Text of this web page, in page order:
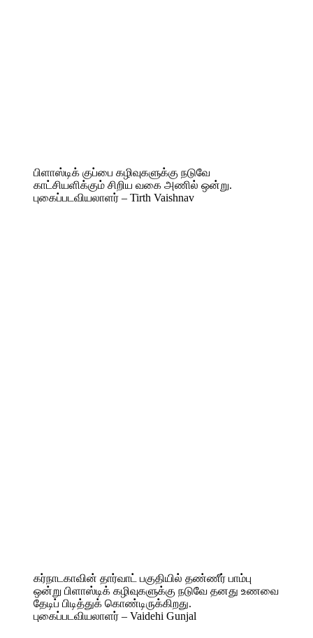
பிளாஸ்டிக் குப்பை கழிவுகளுக்கு நடுவே
காட்சியளிக்கும் சிறிய வகை அணில் ஒன்று.
புகைப்படவியலாளர் – Tirth Vaishnav
கர்நாடகாவின் தார்வாட் பகுதியில் தண்ணீர் பாம்பு
ஒன்று பிளாஸ்டிக் கழிவுகளுக்கு நடுவே தனது உணவை
தேடிப் பிடித்துக் கொண்டிருக்கிறது.
புகைப்படவியலாளர் – Vaidehi Gunjal